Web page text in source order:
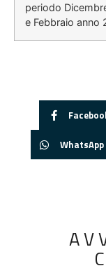
periodo
e Febbraio anno
WhatsApp